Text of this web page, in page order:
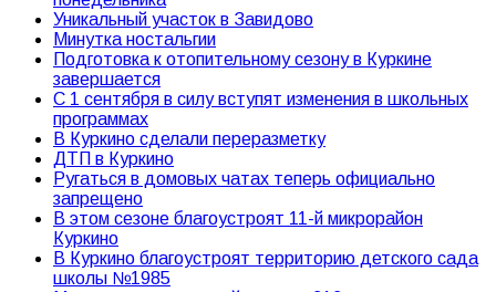
Уникальный участок в Завидово
Минутка ностальгии
Подготовка к отопительному сезону в Куркине
завершается
С 1 сентября в силу вступят изменения в школьных
программах
В Куркино сделали переразметку
ДТП в Куркино
Ругаться в домовых чатах теперь официально
запрещено
В этом сезоне благоустроят 11-й микрорайон
Куркино
В Куркино благоустроят территорию детского сада
школы №1985